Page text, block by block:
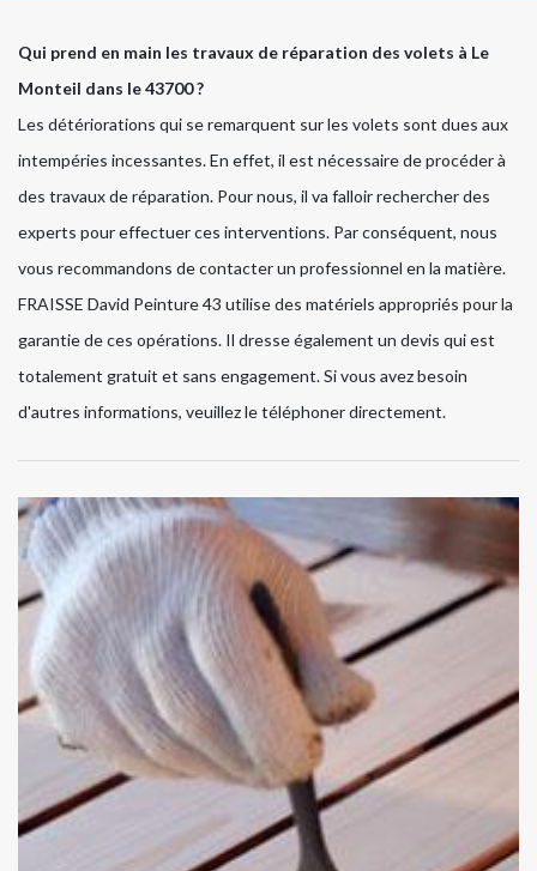
Qui prend en main les travaux de réparation des volets à Le
Monteil dans le 43700 ?
Les détériorations qui se remarquent sur les volets sont dues aux
intempéries incessantes. En effet, il est nécessaire de procéder à
des travaux de réparation. Pour nous, il va falloir rechercher des
experts pour effectuer ces interventions. Par conséquent, nous
vous recommandons de contacter un professionnel en la matière.
FRAISSE David Peinture 43 utilise des matériels appropriés pour la
garantie de ces opérations. Il dresse également un devis qui est
totalement gratuit et sans engagement. Si vous avez besoin
d'autres informations, veuillez le téléphoner directement.